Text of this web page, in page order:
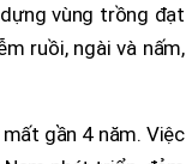
vùng trồng đạt
ruồi, ngài và nấm,
gần 4 năm. Việc